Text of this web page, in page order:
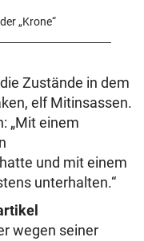
„Krone“
Zustände in dem
elf Mitinsassen.
„Mit einem
und mit einem
unterhalten.“
wegen seiner